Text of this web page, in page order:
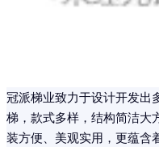
冠派梯业致力于设计开发出
梯，款式多样，结构简洁大
装方便、美观实用，更蕴含